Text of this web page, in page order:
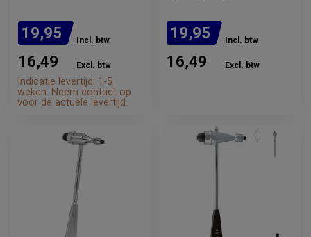
19,95 Incl. btw
16,49 Excl. btw
Indicatie levertijd: 1-5
weken. Neem contact op
voor de actuele levertijd.
19,95 Incl. btw
16,49 Excl. btw